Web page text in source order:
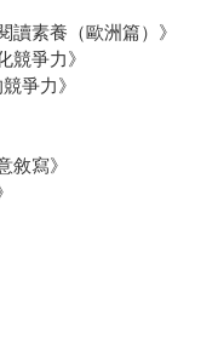
讀素養（歐洲篇）》
競爭力》
爭力》
敘寫》